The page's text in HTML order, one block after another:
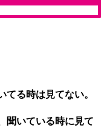
てる時は見てない。
聞いている時に見て